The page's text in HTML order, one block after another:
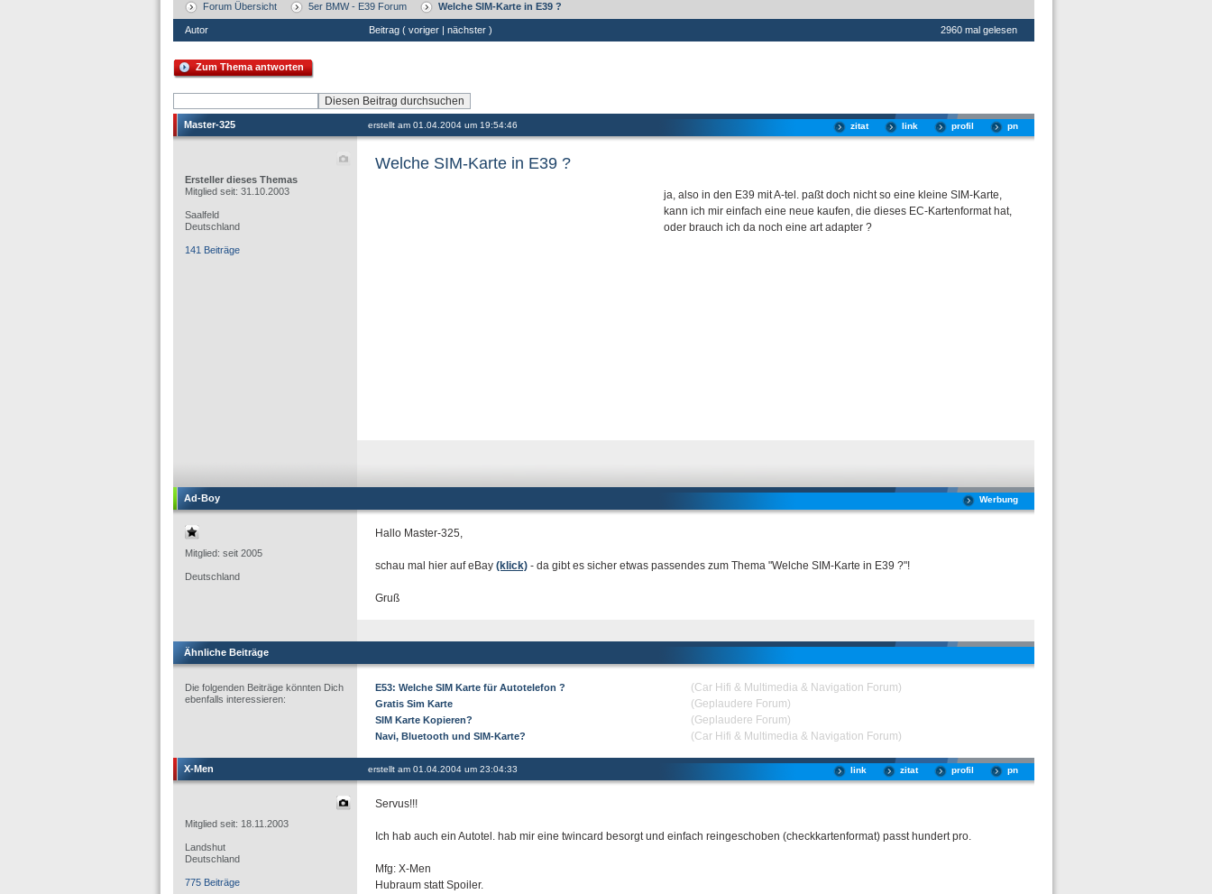
Forum Übersicht 5er BMW - E39 Forum Welche SIM-Karte in E39 ?
Autor Beitrag ( voriger | nächster ) 2960 mal gelesen
Zum Thema antworten
Master-325 erstellt am 01.04.2004 um 19:54:46 pn
profil
link
zitat
Ersteller dieses Themas
Mitglied seit: 31.10.2003
Saalfeld
Deutschland
141 Beiträge
Welche SIM-Karte in E39 ?
ja, also in den E39 mit A-tel. paßt doch nicht so eine kleine SIM-Karte,
kann ich mir einfach eine neue kaufen, die dieses EC-Kartenformat hat,
oder brauch ich da noch eine art adapter ?
Ad-Boy Werbung
Mitglied: seit 2005
Deutschland
Hallo Master-325,
schau mal hier auf eBay (klick) - da gibt es sicher etwas passendes zum Thema "Welche SIM-Karte in E39 ?"!
Gruß
Ähnliche Beiträge
Die folgenden Beiträge könnten Dich
ebenfalls interessieren:
E53: Welche SIM Karte für Autotelefon ? (Car Hifi & Multimedia & Navigation Forum)
Gratis Sim Karte (Geplaudere Forum)
SIM Karte Kopieren? (Geplaudere Forum)
Navi, Bluetooth und SIM-Karte? (Car Hifi & Multimedia & Navigation Forum)
X-Men erstellt am 01.04.2004 um 23:04:33 pn
profil
zitat
link
Mitglied seit: 18.11.2003
Landshut
Deutschland
775 Beiträge
Servus!!!
Ich hab auch ein Autotel. hab mir eine twincard besorgt und einfach reingeschoben (checkkartenformat) passt hundert pro.
Mfg: X-Men
Hubraum statt Spoiler.